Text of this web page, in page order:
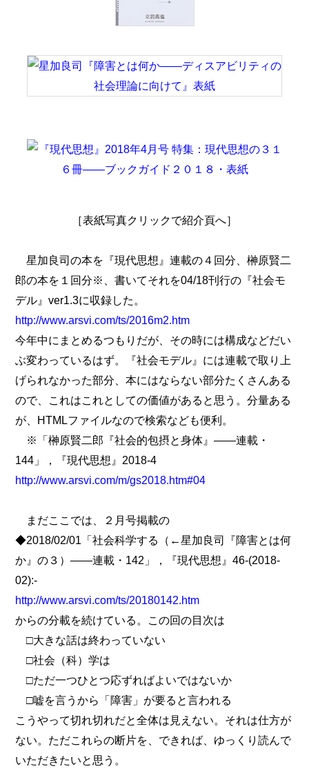
［表紙写真クリックで紹介頁へ］
星加良司の本を『現代思想』連載の４回分、榊原賢二
郎の本を１回分※、書いてそれを04/18刊行の『社会モ
デル』ver1.3に収録した。
http://www.arsvi.com/ts/2016m2.htm
今年中にまとめるつもりだが、その時には構成などだい
ぶ変わっているはず。『社会モデル』には連載で取り上
げられなかった部分、本にはならない部分たくさんある
ので、これはこれとしての価値があると思う。分量ある
が、HTMLファイルなので検索なども便利。
※「榊原賢二郎『社会的包摂と身体』――連載・
144」，『現代思想』2018-4
http://www.arsvi.com/m/gs2018.htm#04
まだここでは、２月号掲載の
◆2018/02/01「社会科学する（←星加良司『障害とは何
か』の３）――連載・142」，『現代思想』46-(2018-
02):-
http://www.arsvi.com/ts/20180142.htm
からの分載を続けている。この回の目次は
□大きな話は終わっていない
□社会（科）学は
□ただ一つひとつ応ずればよいではないか
□嘘を言うから「障害」が要ると言われる
こうやって切れ切れだと全体は見えない。それは仕方が
ない。ただこれらの断片を、できれば、ゆっくり読んで
いただきたいと思う。